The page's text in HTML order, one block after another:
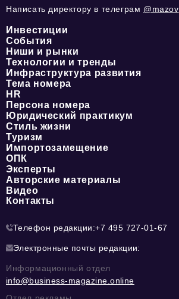
Написать директору в телеграм @mazov
Инвестиции
События
Ниши и рынки
Технологии и тренды
Инфраструктура развития
Тема номера
HR
Персона номера
Юридический практикум
Стиль жизни
Туризм
Импортозамещение
ОПК
Эксперты
Авторские материалы
Видео
Контакты
Телефон редакции:+7 495 727-01-67
Электронные почты редакции:
Информационный отдел
info@business-magazine.online